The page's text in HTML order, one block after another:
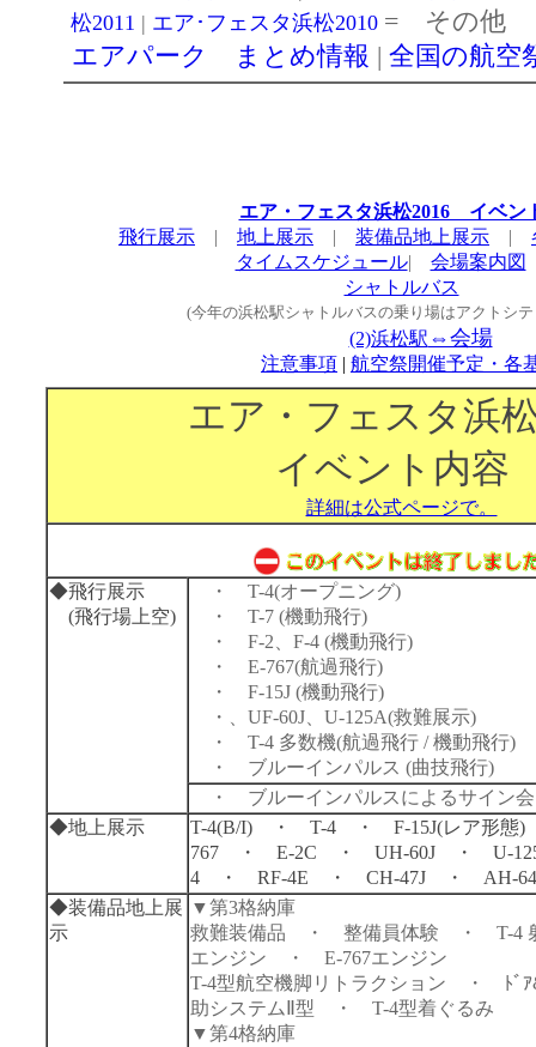
エア・フェスタ浜松2016 イベン
飛行展示 | 地上展示 | 装備品地上展示 |
タイムスケジュール| 会場案内図
シャトルバス
(今年の浜松駅シャトルバスの乗り場はアクトシ
(2)浜松駅 ⇔会場
注意事項 | 航空祭開催予定・各
エア・フェスタ浜
イベント内容
詳細は公式ページで。
◆飛行展示
(飛行場上空)
・ T-4(オープニング)
・ T-7 (機動飛行)
・ F-2、F-4 (機動飛行)
・ E-767(航過飛行)
・ F-15J (機動飛行)
・、UF-60J、U-125A(救難展示)
・ T-4 多数機(航過飛行 / 機動飛行)
・ ブルーインパルス (曲技飛行)
・ ブルーインパルスによるサイン会
◆地上展示
T-4(B/I) ・ T-4 ・ F-15J(レア形
767 ・ E-2C ・ UH-60J ・ U-
4 ・ RF-4E ・ CH-47J ・ AH-
◆装備品地上展
示
▼第3格納庫
救難装備品 ・ 整備員体験 ・ T-4
エンジン ・ E-767エンジン
T-4型航空機脚リトラクション ・ ﾄ
助システムⅡ型 ・ T-4型着ぐるみ
▼第4格納庫